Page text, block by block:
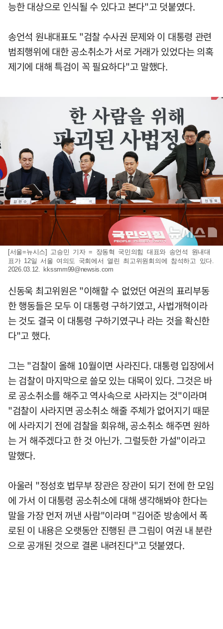
능한 대상으로 인식될 수 있다고 본다"고 덧붙였다.
송언석 원내대표도 "검찰 수사권 문제와 이 대통령 관련
범죄행위에 대한 공소취소가 서로 거래가 있었다는 의혹
제기에 대해 특검이 꼭 필요하다"고 말했다.
[서울=뉴시스] 고승민 기자 = 장동혁 국민의힘 대표와 송언석 원내대
표가 12일 서울 여의도 국회에서 열린 최고위원회의에 참석하고 있다.
2026.03.12. kkssmm99@newsis.com
신동욱 최고위원은 "이해할 수 없었던 여권의 표리부동
한 행동들은 모두 이 대통령 구하기였고, 사법개혁이라
는 것도 결국 이 대통령 구하기였구나 라는 것을 확신한
다"고 했다.
그는 "검찰이 올해 10월이면 사라진다. 대통령 입장에서
는 검찰이 마지막으로 쓸모 있는 대목이 있다. 그것은 바
로 공소취소를 해주고 역사속으로 사라지는 것"이라며
"검찰이 사라지면 공소취소 해줄 주체가 없어지기 때문
에 사라지기 전에 검찰을 회유해, 공소취소 해주면 원하
는 거 해주겠다고 한 것 아닌가. 그럴듯한 가설"이라고
말했다.
아울러 "정성호 법무부 장관은 장관이 되기 전에 한 모임
에 가서 이 대통령 공소취소에 대해 생각해봐야 한다는
말을 가장 먼저 꺼낸 사람"이라며 "김어준 방송에서 폭
로된 이 내용은 오랫동안 진행된 큰 그림이 여권 내 분란
으로 공개된 것으로 결론 내려진다"고 덧붙였다.